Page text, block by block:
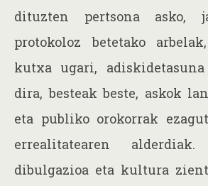
dituzten pertsona asko,
protokoloz betetako
kutxa ugari,
dira, besteak beste, askok
eta publiko orokorrak
errealitatearen
dibulgazioa eta kultura